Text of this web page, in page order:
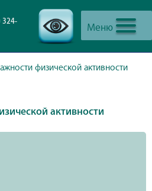
Меню
324-
физической активности
активности